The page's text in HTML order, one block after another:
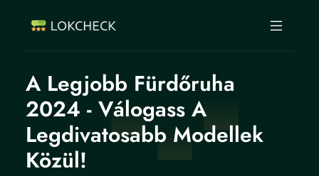
A Legjobb Fürdőruha
2024 - Válogass A
Legdivatosabb Modellek
Közül!